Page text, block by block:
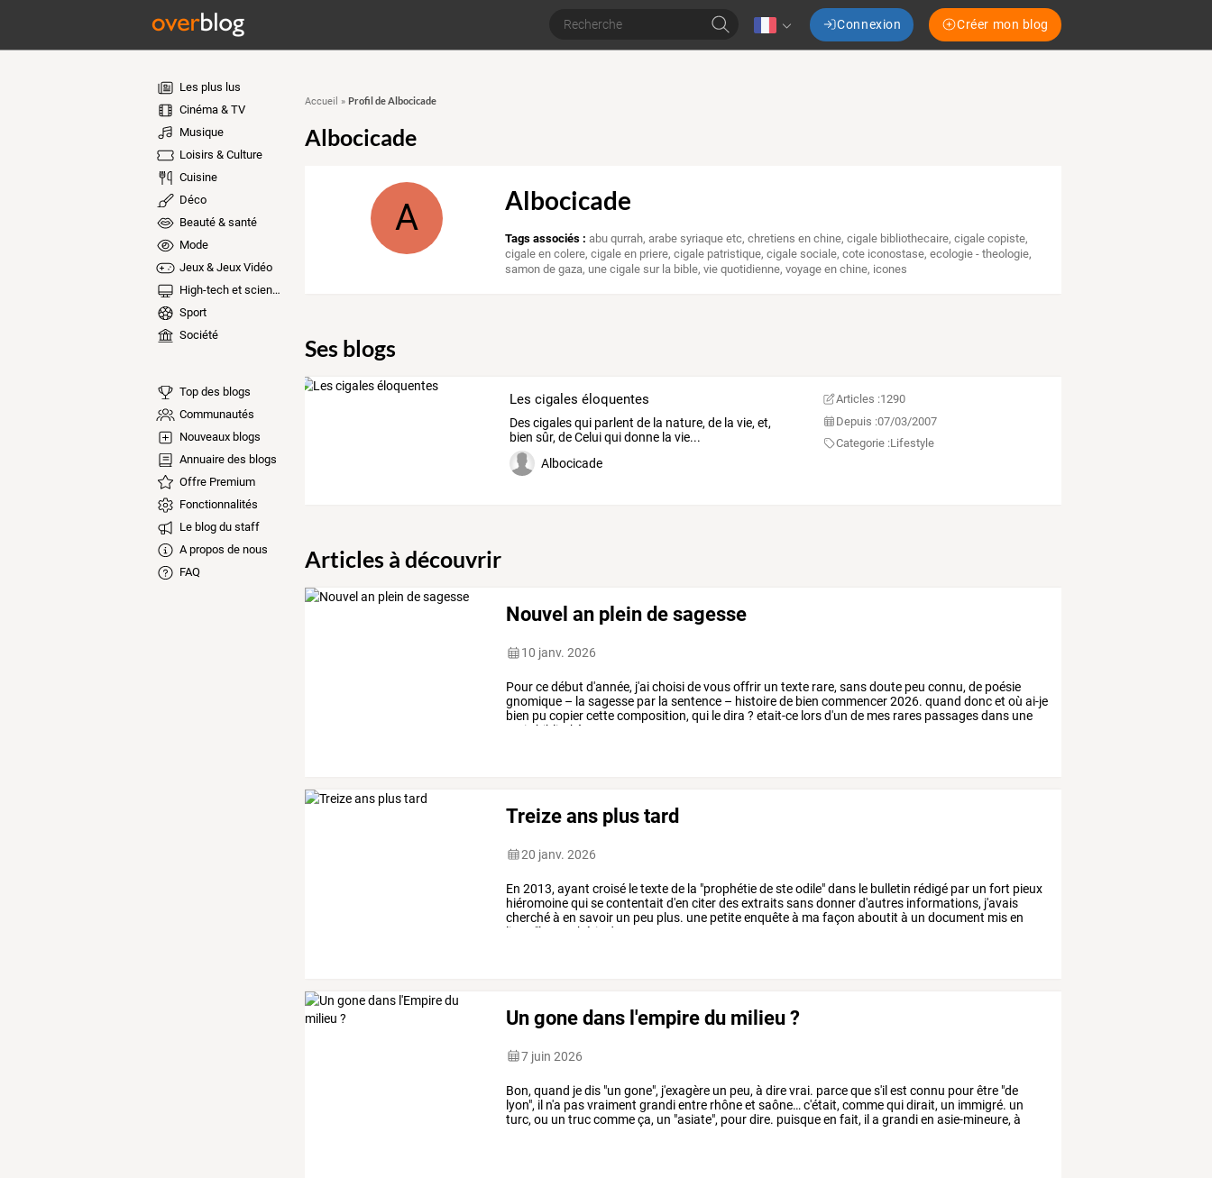
Connexion Créer mon blog
Les plus lus
Cinéma & TV
Musique
Loisirs & Culture
Cuisine
Déco
Beauté & santé
Mode
Jeux & Jeux Vidéo
High-tech et sciences
Sport
Société
Top des blogs
Communautés
Nouveaux blogs
Annuaire des blogs
Offre Premium
Fonctionnalités
Le blog du staff
A propos de nous
FAQ
Accueil » Profil de Albocicade
Albocicade
A Albocicade
Tags associés : abu qurrah,arabe syriaque etc,chretiens en chine,cigale bibliothecaire,cigale copiste,
cigale en colere,cigale en priere,cigale patristique,cigale sociale,cote iconostase,ecologie - theologie,
samon de gaza, une cigale sur la bible,vie quotidienne,voyage en chine, icones
Ses blogs
Les cigales éloquentes
Des cigales qui parlent de la nature, de la vie, et,
bien sûr, de Celui qui donne la vie...
Albocicade
Articles :1290
Depuis :07/03/2007
Categorie :Lifestyle
Articles à découvrir
Nouvel an plein de sagesse
10 janv. 2026
Pourcedébut d'année, j'aichoisidevousoffrir un texte rare, sansdoute peu connu, de poésie
gnomique – la sagesse par la sentence – histoirede bien commencer2026. quand doncet où ai-je
bien pu copiercettecomposition, qui ledira ? etait-ce lorsd'un de mes rares passagesdans une
vraie
bibliothèque
Treize ans plus tard
20 janv. 2026
En 2013, ayant croisé letextede la "prophétiedesteodile"dans le bulletin rédigé par un fort pieux
hiéromoinequisecontentait d'en citerdesextraitssansdonnerd'autres informations, j'avais
cherchéà en savoir un peu plus. une petiteenquêteà ma façon aboutit à un document misen
ligne
"la prophétie de
Un gone dans l'empire du milieu ?
7 juin 2026
Bon, quand jedis "un gone", j'exagère un peu, à direvrai. parceques'il est connu pourêtre "de
lyon", il n'a pasvraiment grandientre rhôneet saône… c'était, commequidirait, un immigré. un
turc, ou un truccommeça, un "asiate", pourdire. puisqueen fait, il a grandien asie-mineure, à